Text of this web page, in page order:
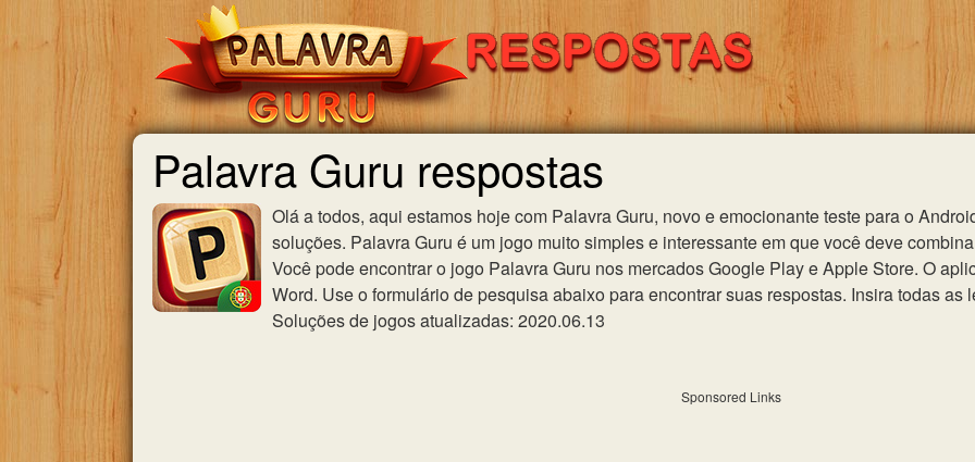
Palavra Guru respostas
Olá a todos, aqui estamos hoje com Palavra Guru, novo e emocionante teste para o
soluções. Palavra Guru é um jogo muito simples e interessante em que você deve
Você pode encontrar o jogo Palavra Guru nos mercados Google Play e Apple Store. O
Word. Use o formulário de pesquisa abaixo para encontrar suas respostas. Insira todas as
Soluções de jogos atualizadas: 2020.06.13
Sponsored Links